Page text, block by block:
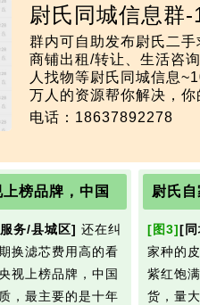
尉氏同城信息群
解决！
群内可自助发布尉氏二手
商铺出租/转让、生活咨
人找物等尉氏同城信息
万人的资源帮你解决，
以备不时之需！
电话：18637892278
榜品牌，中国
务/县城区] 还在纠
换滤芯费用高的看
视上榜品牌，中国
，最主要的是十年
尉氏
[图3][同
家种的
紫红饱
货，量